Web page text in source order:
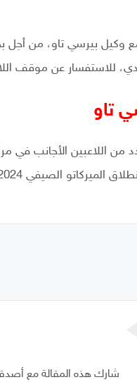
وكيل بيرسي تاو، من
للاستفسار عن موقف
تاو
اللاعبين الأجانب في
الميركاتو الصيفي 2024.
شارك هذه المقالة مع